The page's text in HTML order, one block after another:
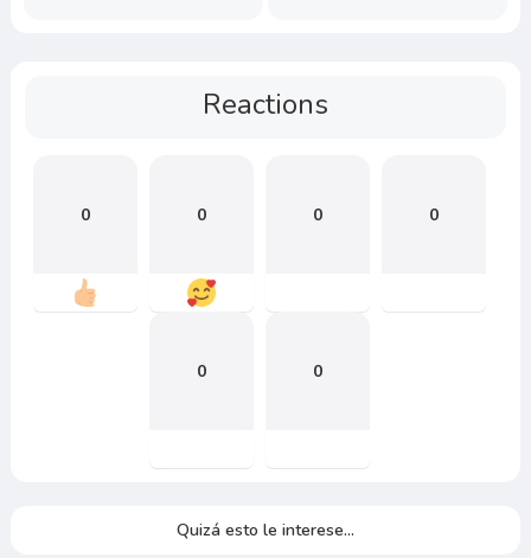
Reactions
0 0 0 0
0 0
Quizá esto le interese...